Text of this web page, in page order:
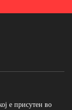
е присутен во